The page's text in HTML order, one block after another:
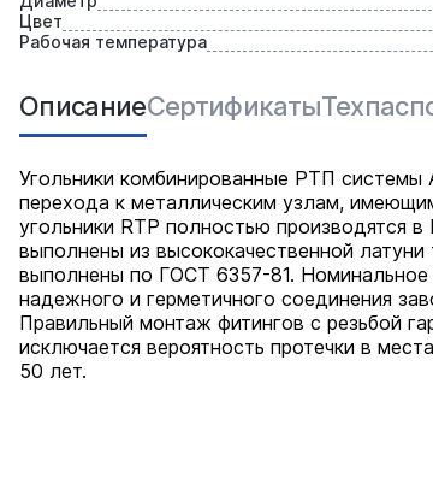
Цвет
Рабочая температура
ОписаниеСертификаты
Угольники комбинированные РТП системы
перехода к металлическим узлам,
угольники RTP полностью производятся
выполнены из высококачественной
выполнены по ГОСТ 6357-81. Номинальное
надежного и герметичного соединения
Правильный монтаж фитингов с резьбой
исключается вероятность протечки в
50 лет.